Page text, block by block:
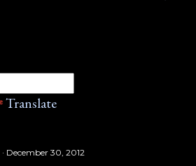
Translate
December 30, 2012